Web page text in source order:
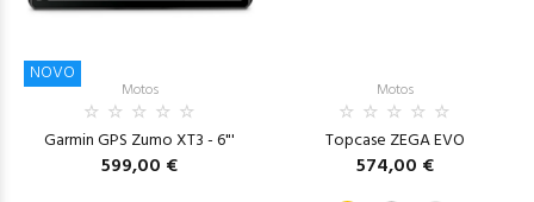
NOVO
Motos
Garmin GPS Zumo XT3 - 6"'
599,00 €
Motos
Topcase ZEGA EVO
574,00 €